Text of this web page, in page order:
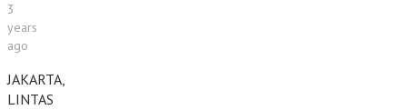
3
years
ago
JAKARTA,
LINTAS